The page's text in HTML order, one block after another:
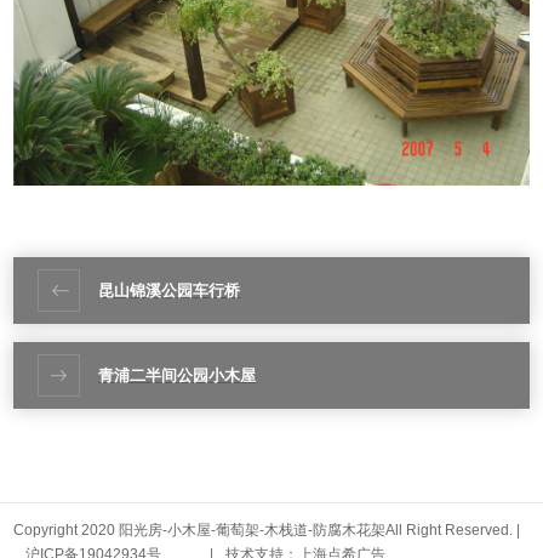
昆山锦溪公园车行桥
青浦二半间公园小木屋
Copyright 2020 阳光房-小木屋-葡萄架-木栈道-防腐木花架All Right Reserved. |